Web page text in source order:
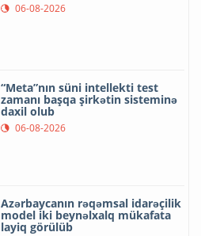
06-08-2026
“Meta”nın süni intellekti test
zamanı başqa şirkətin sisteminə
daxil olub
06-08-2026
Azərbaycanın rəqəmsal idarəçilik
model iki beynəlxalq mükafata
layiq görülüb